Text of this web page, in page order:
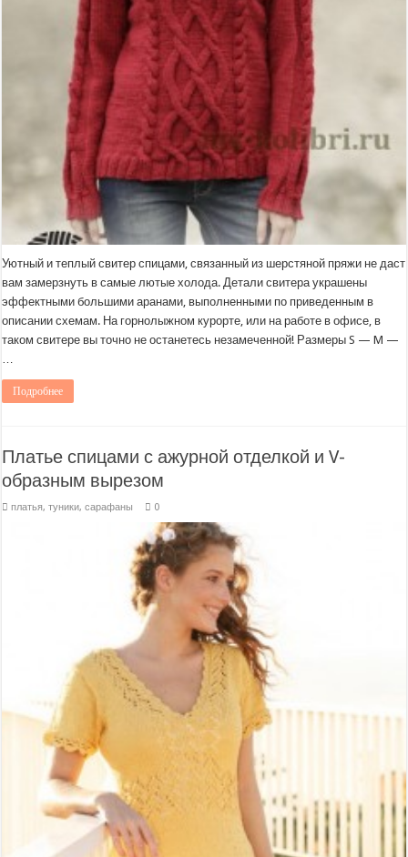
Уютный и теплый свитер спицами, связанный из шерстяной пряжи не даст
вам замерзнуть в самые лютые холода. Детали свитера украшены
эффектными большими аранами, выполненными по приведенным в
описании схемам. На горнолыжном курорте, или на работе в офисе, в
таком свитере вы точно не останетесь незамеченной! Размеры S — M —
…
Подробнее
Платье спицами с ажурной отделкой и V-
образным вырезом
платья, туники, сарафаны 0